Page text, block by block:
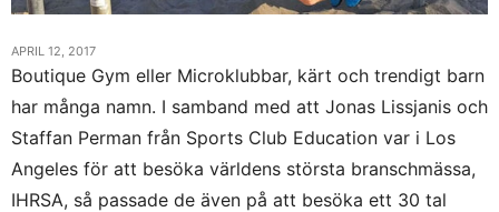
APRIL 12, 2017
Boutique Gym eller Microklubbar, kärt och trendigt barn
har många namn. I samband med att Jonas Lissjanis och
Staffan Perman från Sports Club Education var i Los
Angeles för att besöka världens största branschmässa,
IHRSA, så passade de även på att besöka ett 30 tal